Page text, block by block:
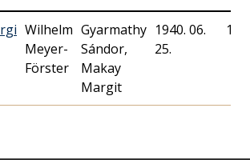
Wilhelm
Meyer-
Förster
Gyarmathy
Sándor,
Makay
Margit
1940. 06.
25.
120